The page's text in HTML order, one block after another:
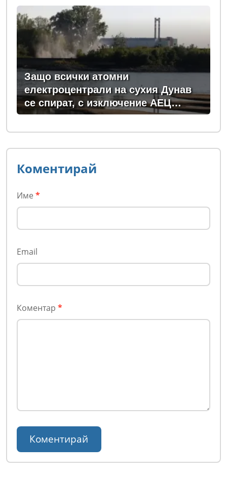
Защо всички атомни
електроцентрали на сухия Дунав
се спират, с изключение АЕЦ
"Козлодуй"?
Коментирай
Име *
Email
Коментар *